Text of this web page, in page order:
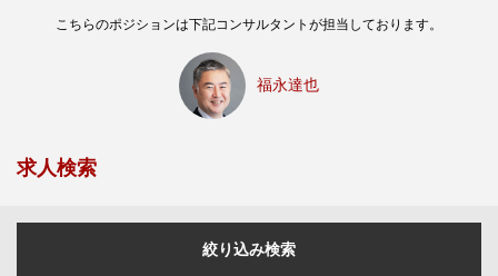
こちらのポジションは下記コンサルタントが担当しております。
福永達也
求人検索
絞り込み検索